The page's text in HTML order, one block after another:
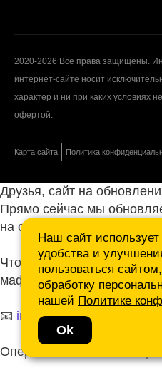
2020-2026 Все права защищены.
интернет-сайте носит
характер и ни при каких условиях
офертой.
Карта сайта Политика
Наш сайт
удобства и
пользоваться
обработку
нашей Политике
Ok
Друзья, сайт на
Прямо сейчас мы
на сайте.
Чтобы не ждать,
маф нам на почту.
📧 info@mafmasterfibre.ru
Оперативно ответим и